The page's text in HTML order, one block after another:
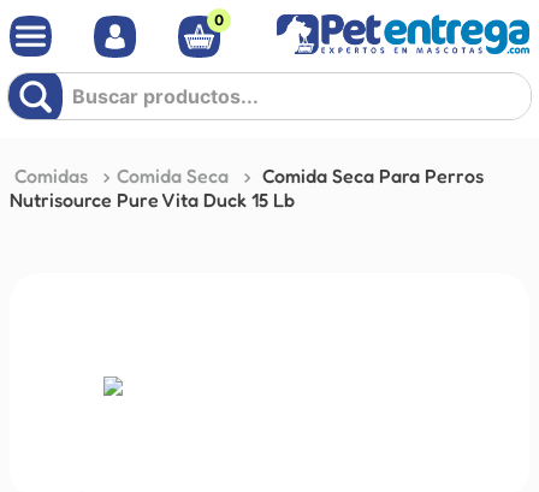
0
Buscar productos...
Comidas Comida Seca
Comida Seca Para Perros
Nutrisource Pure Vita Duck 15 Lb